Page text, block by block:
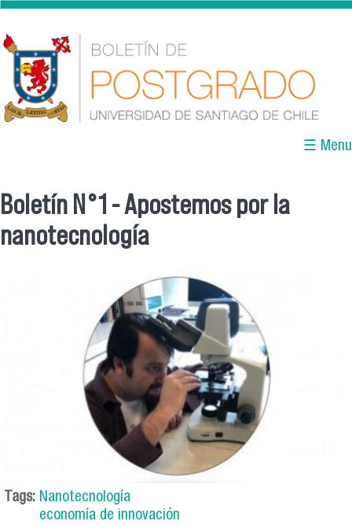
Pasar al contenido principal
☰ Menu
Se encuentra usted aquí
Boletín N°1 - Apostemos por la
nanotecnología
Tags: Nanotecnología
economía de innovación